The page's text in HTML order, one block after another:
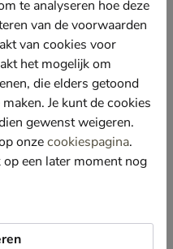
Katoen biedt een goede
koel.
van een gewatteerde
tijdens het lopen.
voetbed voor
Heb je eigen
ideaal!
met goede grip.
te analyseren hoe deze
van de voorwaarden
van cookies voor
het mogelijk om
die elders getoond
Je kunt de cookies
gewenst weigeren.
onzecookiespagina.
een later moment nog